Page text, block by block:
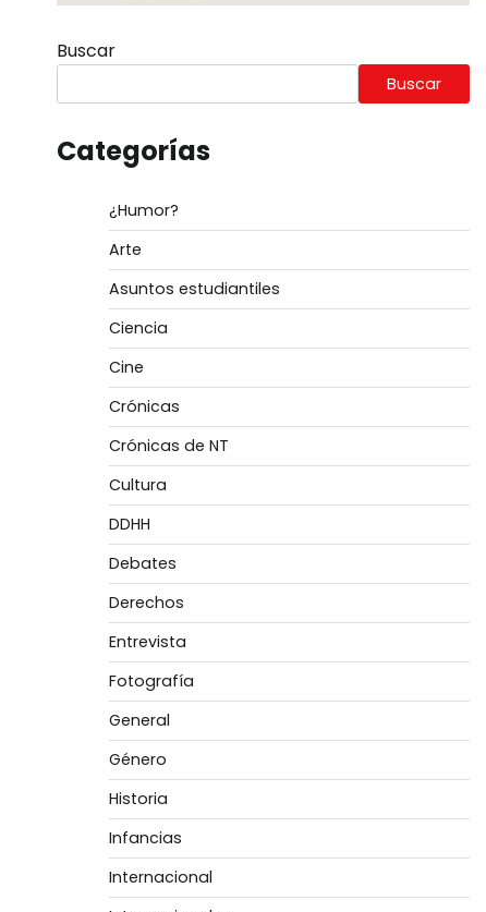
Buscar
Buscar
Categorías
¿Humor?
Arte
Asuntos estudiantiles
Ciencia
Cine
Crónicas
Crónicas de NT
Cultura
DDHH
Debates
Derechos
Entrevista
Fotografía
General
Género
Historia
Infancias
Internacional